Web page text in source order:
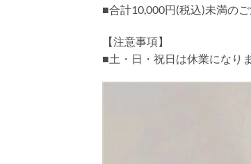
■合計10,000円(税込)未満の
【注意事項】
■土・日・祝日は休業になり